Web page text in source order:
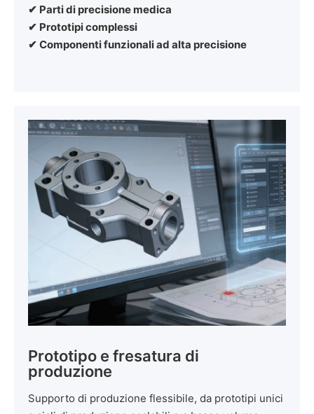
✔ Parti di precisione medica
✔ Prototipi complessi
✔ Componenti funzionali ad alta precisione
Prototipo e fresatura di
produzione
Supporto di produzione flessibile, da prototipi unici